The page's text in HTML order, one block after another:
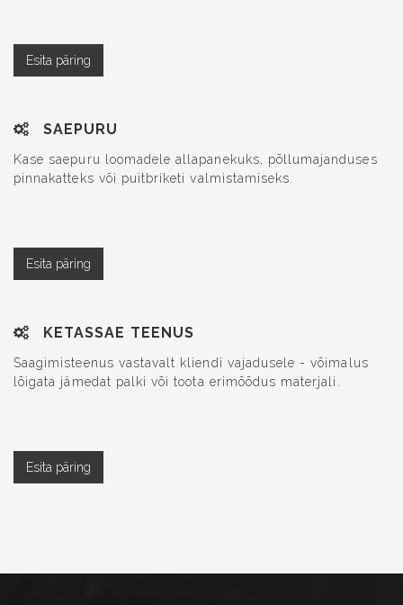
SAEPURU
Kase saepuru loomadele allapanekuks, põllumajanduses
pinnakatteks või puitbriketi valmistamiseks.
KETASSAE TEENUS
Saagimisteenus vastavalt kliendi vajadusele - võimalus
lõigata jämedat palki või toota erimõõdus materjali.